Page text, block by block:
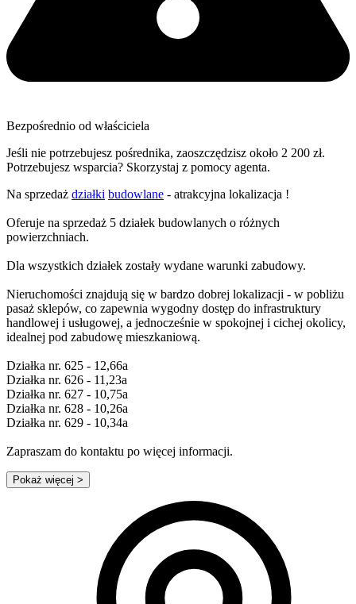
Bezpośrednio od właściciela
Jeśli nie potrzebujesz pośrednika, zaoszczędzisz około 2 200 zł.
Potrzebujesz wsparcia? Skorzystaj z pomocy agenta.
Na sprzedaż działki budowlane - atrakcyjna lokalizacja !
Oferuje na sprzedaż 5 działek budowlanych o różnych
powierzchniach.
Dla wszystkich działek zostały wydane warunki zabudowy.
Nieruchomości znajdują się w bardzo dobrej lokalizacji - w pobliżu
pasaż sklepów, co zapewnia wygodny dostęp do infrastruktury
handlowej i usługowej, a jednocześnie w spokojnej i cichej okolicy,
idealnej pod zabudowę mieszkaniową.
Działka nr. 625 - 12,66a
Działka nr. 626 - 11,23a
Działka nr. 627 - 10,75a
Działka nr. 628 - 10,26a
Działka nr. 629 - 10,34a
Zapraszam do kontaktu po więcej informacji.
Pokaż więcej >